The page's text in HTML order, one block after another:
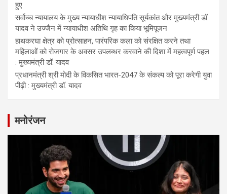
हुए
सर्वोच्च न्यायालय के मुख्‍य न्‍यायाधीश न्यायाधिपति सूर्यकांत और मुख्यमंत्री डॉ.
यादव ने उज्जैन में न्यायाधीश अतिथि गृह का किया भूमिपूजन
हाथकरघा क्षेत्र को प्रोत्साहन, पारंपरिक कला को संरक्षित करने तथा
महिलाओं को रोजगार के अवसर उपलब्धर करवाने की दिशा में महत्वपूर्ण पहल
: मुख्यमंत्री डॉ. यादव
प्रधानमंत्री श्री मोदी के विकसित भारत-2047 के संकल्प को पूरा करेगी युवा
पीढ़ी : मुख्यमंत्री डॉ. यादव
मनोरंजन